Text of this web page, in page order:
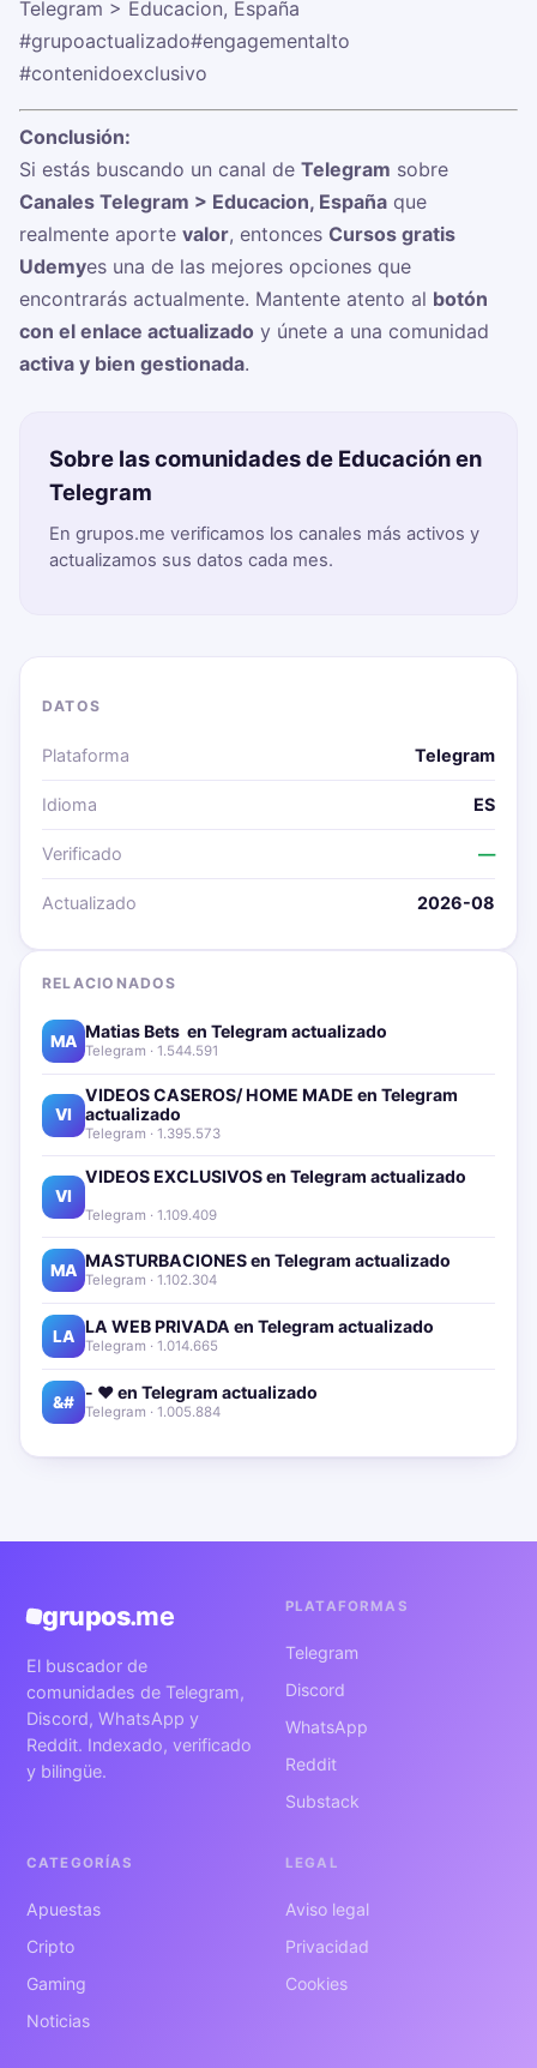
Telegram > Educacion, España
#grupoactualizado#engagementalto
#contenidoexclusivo
Conclusión:
Si estás buscando un canal de Telegram sobre
Canales Telegram > Educacion, España que
realmente aporte valor, entonces Cursos gratis
Udemyes una de las mejores opciones que
encontrarás actualmente. Mantente atento al botón
con el enlace actualizado y únete a una comunidad
activa y bien gestionada.
Sobre las comunidades de Educación en
Telegram
En grupos.me verificamos los canales más activos y
actualizamos sus datos cada mes.
DATOS
Plataforma Telegram
Idioma ES
Verificado —
Actualizado 2026-08
RELACIONADOS
MA Matias Bets ‍ en Telegram actualizado📱🔥
Telegram · 1.544.591
VI
VIDEOS CASEROS/ HOME MADE en Telegram
actualizado📱🔥
Telegram · 1.395.573
VI
VIDEOS EXCLUSIVOS en Telegram actualizado📱
Telegram · 1.109.409
MA MASTURBACIONES en Telegram actualizado📱🔥
Telegram · 1.102.304
LA LA WEB PRIVADA en Telegram actualizado📱🔥
Telegram · 1.014.665
&# - ❤️ en Telegram actualizado📱🔥
Telegram · 1.005.884
grupos.me
El buscador de
comunidades de Telegram,
Discord, WhatsApp y
Reddit. Indexado, verificado
y bilingüe.
PLATAFORMAS
Telegram
Discord
WhatsApp
Reddit
Substack
CATEGORÍAS
Apuestas
Cripto
Gaming
Noticias
LEGAL
Aviso legal
Privacidad
Cookies